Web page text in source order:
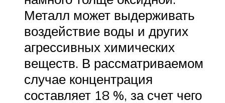
Металл может выдерживать
воздействие воды и других
агрессивных химических
веществ. В рассматриваемом
случае концентрация
составляет 18 %, за счет чего